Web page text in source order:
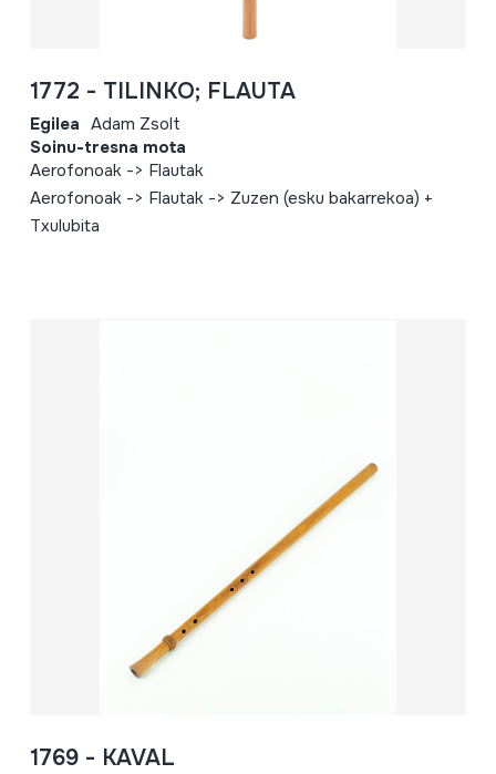
1772 - TILINKO; FLAUTA
Egilea Adam Zsolt
Soinu-tresna mota
Aerofonoak -> Flautak
Aerofonoak -> Flautak -> Zuzen (esku bakarrekoa) +
Txulubita
1769 - KAVAL